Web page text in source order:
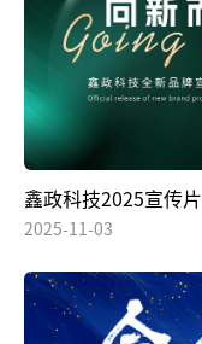
鑫政科技2025宣传片
2025-11-03